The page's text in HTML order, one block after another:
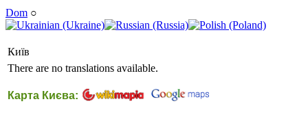
Dom ○
Київ
There are no translations available.
Карта Києва: